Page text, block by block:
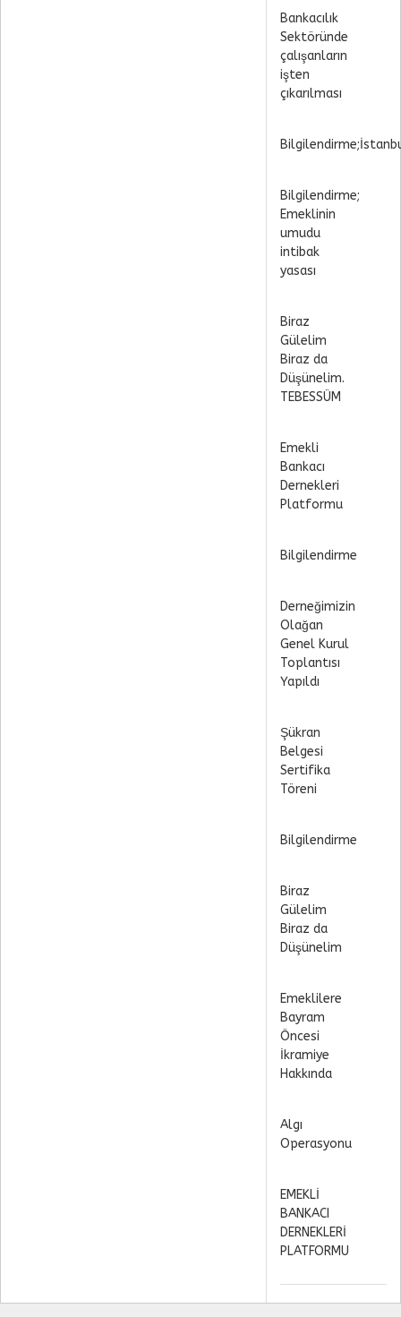
Bankacılık
Sektöründe
çalışanların
işten
çıkarılması
Bilgilendirme;
Emeklinin
umudu
intibak
yasası
Biraz
Gülelim
Biraz da
Düşünelim.
TEBESSÜM
Emekli
Bankacı
Dernekleri
Platformu
Bilgilendirme
Derneğimizin
Olağan
Genel Kurul
Toplantısı
Yapıldı
Şükran
Belgesi
Sertifika
Töreni
Bilgilendirme
Biraz
Gülelim
Biraz da
Düşünelim
Emeklilere
Bayram
Öncesi
İkramiye
Hakkında
Algı
Operasyonu
EMEKLİ
BANKACI
DERNEKLERİ
PLATFORMU